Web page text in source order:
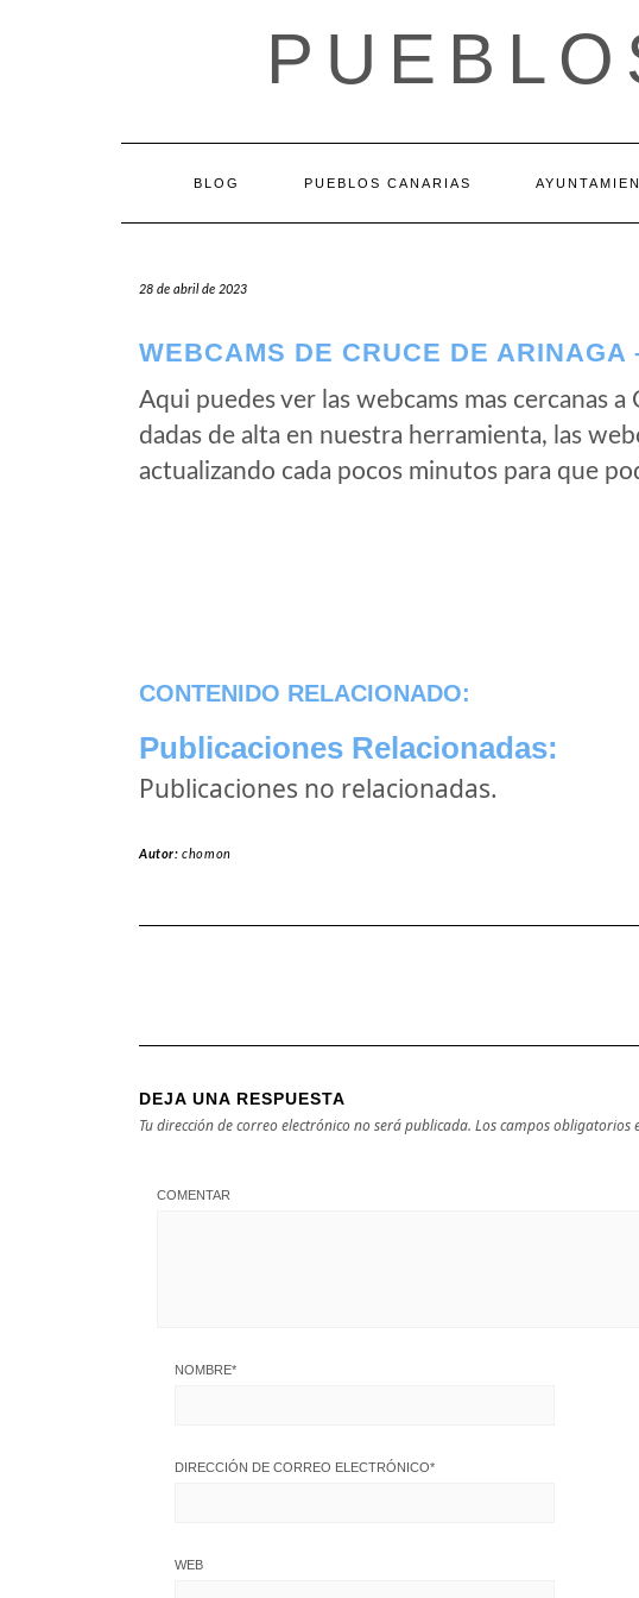
BLOG PUEBLOS CANARIAS
28 de abril de 2023
WEBCAMS DE CRUCE DE
Aqui puedes ver las webcams mas cercanas
dadas de alta en nuestra herramienta, las
actualizando cada pocos minutos para que
CONTENIDO RELACIONADO:
Publicaciones Relacionadas:
Publicaciones no relacionadas.
Autor:chomon
DEJA UNA RESPUESTA
Tu dirección de correo electrónico no será publicada. Los campos obligatorios
COMENTAR
NOMBRE*
DIRECCIÓN DE CORREO ELECTRÓNICO*
WEB